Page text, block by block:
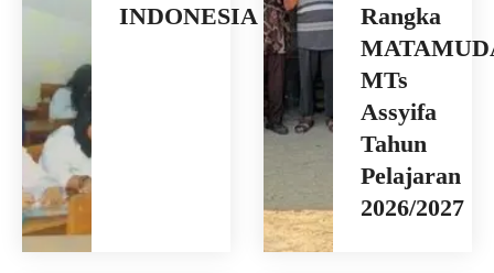
INDONESIA
Rangka
MTs
Assyifa
Tahun
Pelajaran
2026/2027